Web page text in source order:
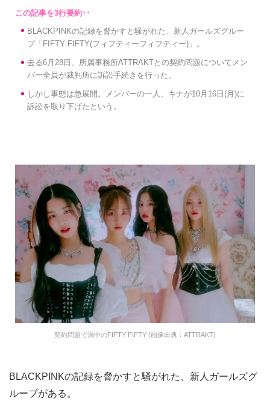
BLACKPINKの記録を脅かすと騒がれた、新人ガールズグルー
プ「FIFTY FIFTY(フィフティーフィフティー)」。
去る6月28日、所属事務所ATTRAKTとの契約問題についてメン
バー全員が裁判所に訴訟手続きを行った。
しかし事態は急展開。メンバーの一人、キナが10月16日(月)に
訴訟を取り下げたという。
契約問題で渦中のFIFTY FIFTY (画像出典：ATTRAKT)
BLACKPINKの記録を脅かすと騒がれた、新人ガールズグ
ループがある。